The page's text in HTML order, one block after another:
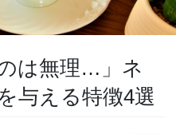
は無理…」ネ
与える特徴4選